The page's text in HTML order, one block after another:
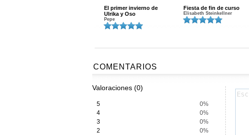
El primer invierno de
Ulrika y Oso
Pepe
Fiesta de fin de curso
Elisabeth Steinkellner
COMENTARIOS
Valoraciones (0)
5
0%
4
0%
3
0%
2
0%